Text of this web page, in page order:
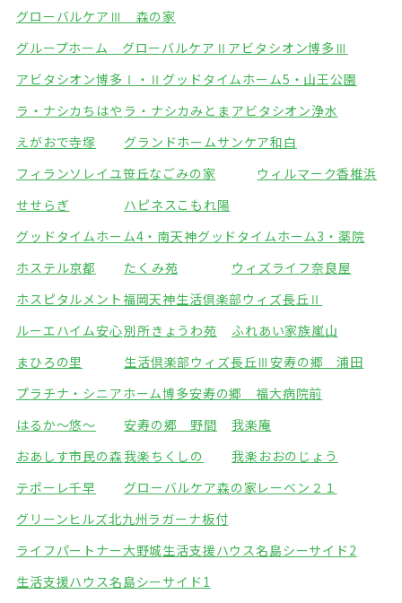
グローバルケアⅢ 森の家
グループホーム グローバルケアⅡ アビタシオン博多Ⅲ
アビタシオン博多Ⅰ・Ⅱ グッドタイムホーム5・山王公園
ラ・ナシカちはや ラ・ナシカみとま アビタシオン浄水
えがおで寺塚
グランドホームサンケア和白
フィランソレイユ笹丘なごみの家
ウィルマーク香椎浜
せせらぎ
ハピネスこもれ陽
グッドタイムホーム4・南天神グッドタイムホーム3・薬院
ホステル京都
たくみ苑
ウィズライフ奈良屋
ホスピタルメント福岡天神生活倶楽部ウィズ長丘Ⅱ
ルーエハイム安心別所きょうわ苑
ふれあい家族嵐山
まひろの里
生活倶楽部ウィズ長丘Ⅲ安寿の郷 浦田
プラチナ・シニアホーム博多安寿の郷 福大病院前
はるか～悠～
安寿の郷 野間
我楽庵
おあしす市民の森 我楽ちくしの
我楽おおのじょう
テポーレ千早
グローバルケア森の家レーベン２１
グリーンヒルズ北九州ラガーナ板付
ライフパートナー大野城生活支援ハウス名島シーサイド2
生活支援ハウス名島シーサイド1